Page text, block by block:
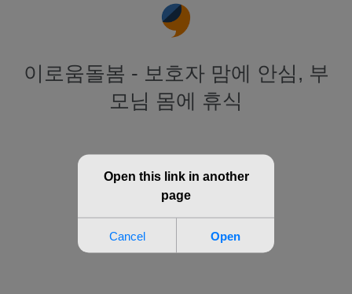
이로움돌봄 - 보호자 맘에 안심, 부
모님 몸에 휴식